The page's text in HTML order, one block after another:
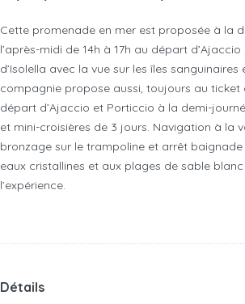
Cette promenade en mer est proposée à la
l’après-midi de 14h à 17h au départ
d’Isolella avec la vue sur les îles
compagnie propose aussi, toujours au
départ d’Ajaccio et Porticcio à la demi-
et mini-croisières de 3 jours. Navigation à la
bronzage sur le trampoline et arrêt
eaux cristallines et aux plages de sable
l’expérience.
Détails